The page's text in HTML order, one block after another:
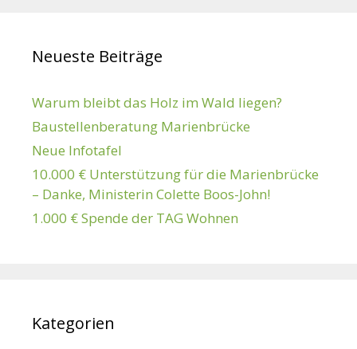
Neueste Beiträge
Warum bleibt das Holz im Wald liegen?
Baustellenberatung Marienbrücke
Neue Infotafel
10.000 € Unterstützung für die Marienbrücke
– Danke, Ministerin Colette Boos-John!
1.000 € Spende der TAG Wohnen
Kategorien